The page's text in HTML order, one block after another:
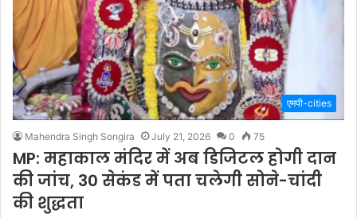
एमपी-cities
Mahendra Singh Songira July 21, 2026 0 75
MP: महाकाल मंदिर में अब डिजिटल होगी दान
की जांच, 30 सेकंड में पता चलेगी सोने-चांदी
की शुद्धता